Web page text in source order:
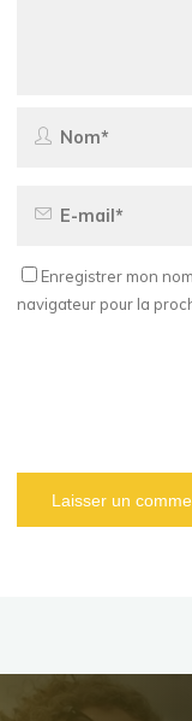
Enregistrer mon
navigateur pour la